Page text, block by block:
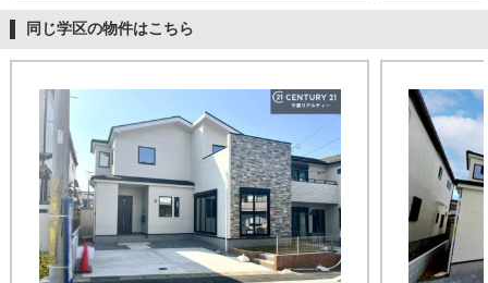
同じ学区の物件はこちら